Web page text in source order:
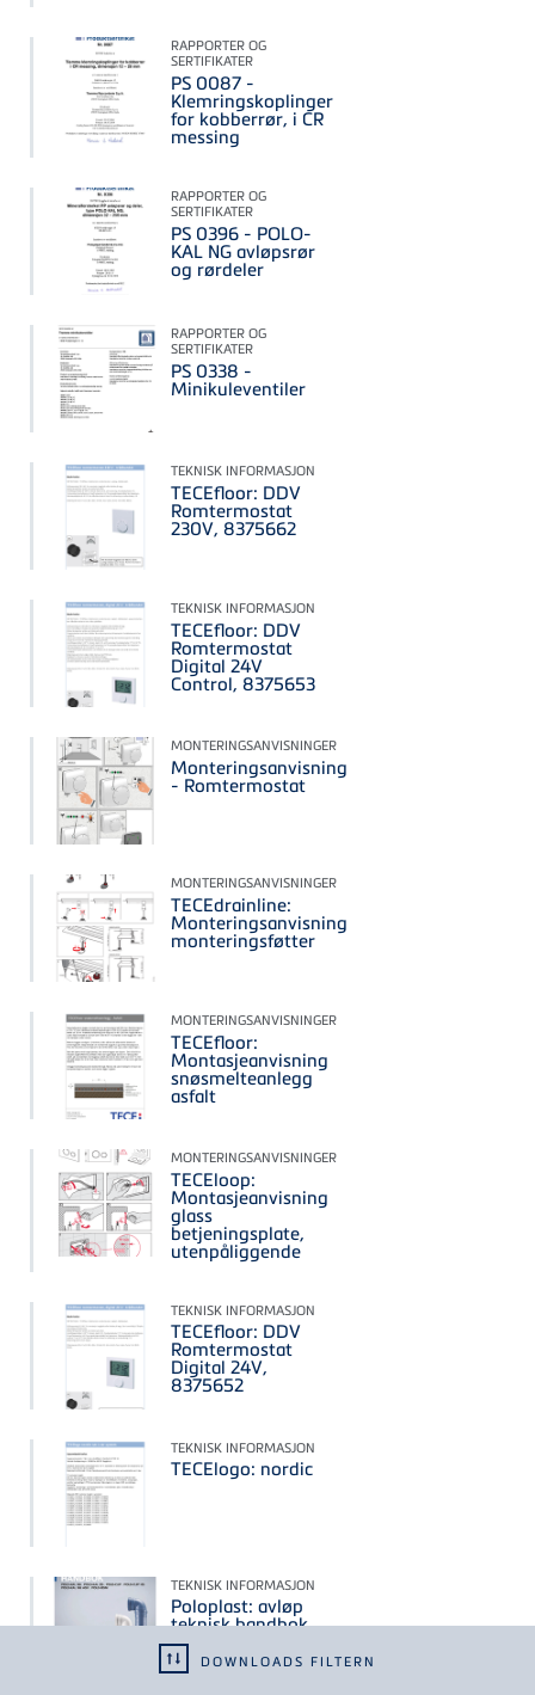
DOWNLOADS FILTERN
RAPPORTER OG
SERTIFIKATER
PS 0087 -
Klemringskoplinger
for kobberrør, i CR
messing
RAPPORTER OG
SERTIFIKATER
PS 0396 - POLO-
KAL NG avløpsrør
og rørdeler
RAPPORTER OG
SERTIFIKATER
PS 0338 -
Minikuleventiler
TEKNISK INFORMASJON
TECEfloor: DDV
Romtermostat
230V, 8375662
TEKNISK INFORMASJON
TECEfloor: DDV
Romtermostat
Digital 24V
Control, 8375653
MONTERINGSANVISNINGER
Monteringsanvisning
- Romtermostat
MONTERINGSANVISNINGER
TECEdrainline:
Monteringsanvisning
monteringsføtter
MONTERINGSANVISNINGER
TECEfloor:
Montasjeanvisning
snøsmelteanlegg
asfalt
MONTERINGSANVISNINGER
TECEloop:
Montasjeanvisning
glass
betjeningsplate,
utenpåliggende
TEKNISK INFORMASJON
TECEfloor: DDV
Romtermostat
Digital 24V,
8375652
TEKNISK INFORMASJON
TECElogo: nordic
TEKNISK INFORMASJON
Poloplast: avløp
teknisk handbok
og FDV